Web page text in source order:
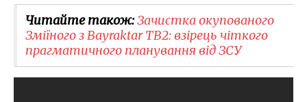
Читайте також:​Зачистка окупованого
Зміїного з Bayraktar TB2: взірець чіткого
прагматичного планування від ЗСУ